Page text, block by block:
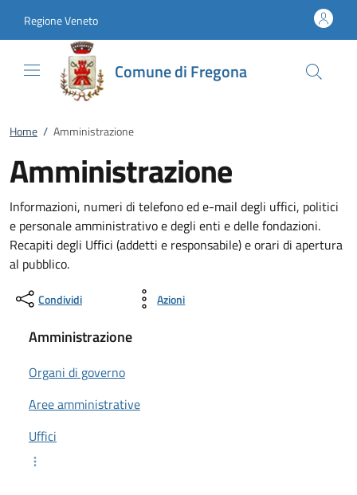
Regione Veneto
Comune di Fregona
Home / Amministrazione
Amministrazione
Informazioni, numeri di telefono ed e-mail degli uffici, politici
e personale amministrativo e degli enti e delle fondazioni.
Recapiti degli Uffici (addetti e responsabile) e orari di apertura
al pubblico.
Condividi Azioni
Amministrazione
Organi di governo
Aree amministrative
Uffici